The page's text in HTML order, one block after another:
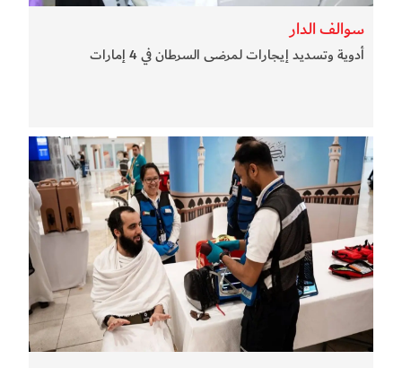
سوالف الدار
أدوية وتسديد إيجارات لمرضى السرطان في 4 إمارات